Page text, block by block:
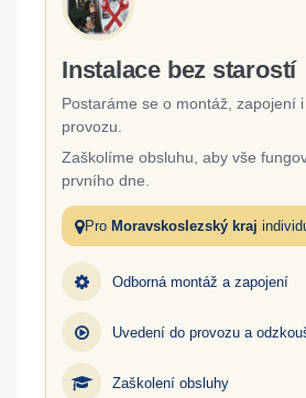
Instalace bez starostí
Postaráme se o montáž, zapojení
provozu.
Zaškolíme obsluhu, aby vše
prvního dne.
Pro Moravskoslezský kraj
Odborná montáž a zapojení
Uvedení do provozu a
Zaškolení obsluhy